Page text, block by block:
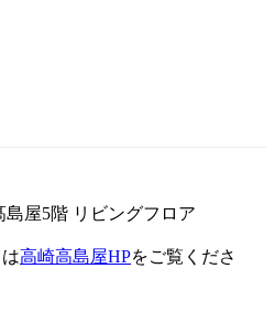
屋5階 リビングフロア
高崎高島屋HPをご覧くださ